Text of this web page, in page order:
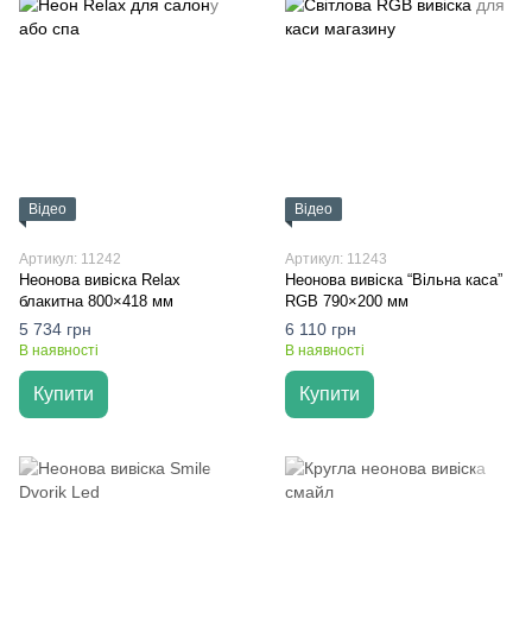
Відео
Артикул: 11242
Неонова вивіска Relax
блакитна 800×418 мм
5 734 грн
В наявності
Купити
Відео
Артикул: 11243
Неонова вивіска “Вільна каса”
RGB 790×200 мм
6 110 грн
В наявності
Купити